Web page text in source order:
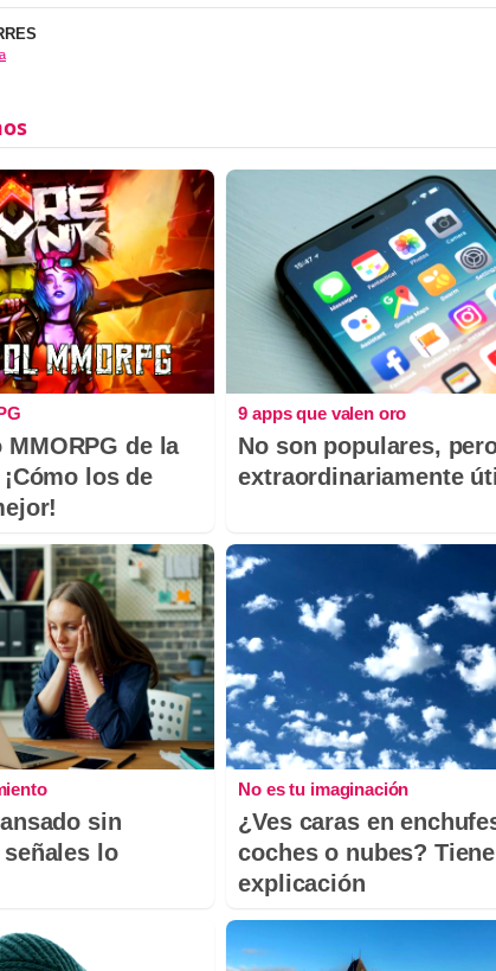
MMORPG de la
los de
9 apps que valen oro
No son populares,
extraordinariamente
sin
lo
No es tu imaginación
¿Ves caras en
coches o nubes? Tiene
explicación